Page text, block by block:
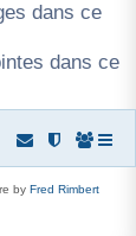
dans ce
dans ce
by Fred Rimbert